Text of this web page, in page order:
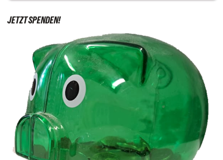
JETZT SPENDEN!